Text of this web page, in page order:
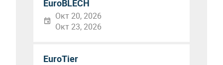
EuroBLECH
Окт 20, 2026
Окт 23, 2026
EuroTier